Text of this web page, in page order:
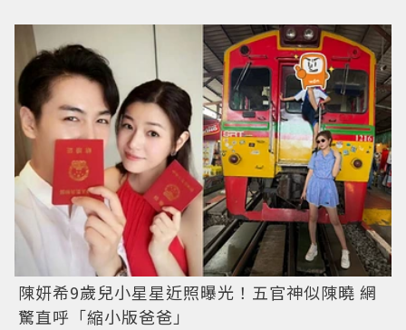
陳妍希9歲兒小星星近照曝光！五官神似陳曉 網
驚直呼「縮小版爸爸」